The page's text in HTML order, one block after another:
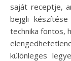
saját receptje,
bejgli
technika fontos,
különleges